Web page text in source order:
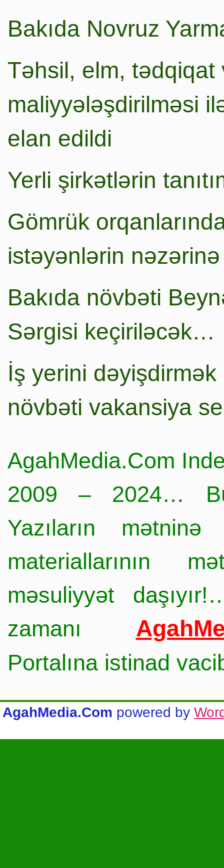
Bakıda Novruz
Təhsil, elm,
maliyyələşdirilməsi
elan edildi
Yerli şirkətlərin
Gömrük
istəyənlərin nəzərinə
Bakıda növbəti
Sərgisi keçiriləcək…
İş yerini
növbəti vakansiya
AgahMedia.Com
2009 – 2024…
Yazıların
materiallarının
məsuliyyət
zamanı
Portalına istinad
AgahMedia.Com powered by